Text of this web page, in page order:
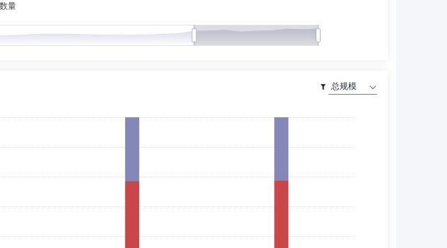
理助理、郑州分公司总经理、市场销售总部总监；方正富邦基金管理有限公司副总经理；
管理有限公司高级法律专员，英大基金管理有限公司监察稽核部副经理（部门负责人），